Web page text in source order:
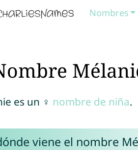
Nombres
es un ♀ nombre de niña.
viene el nombre